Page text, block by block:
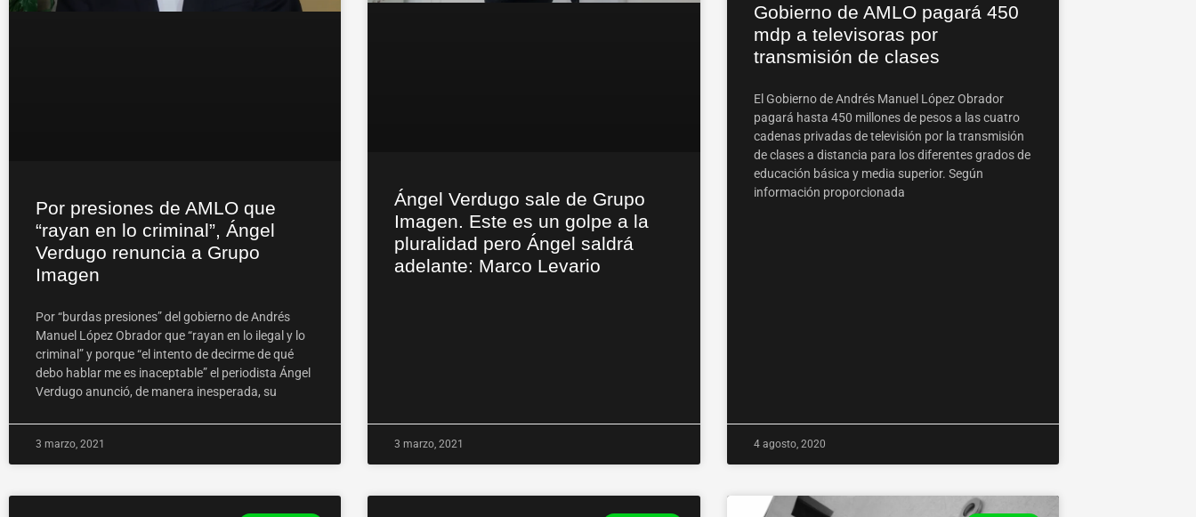
Por presiones de AMLO que
“rayan en lo criminal”, Ángel
Verdugo renuncia a Grupo
Imagen
Por “burdas presiones” del gobierno de Andrés
Manuel López Obrador que “rayan en lo ilegal y lo
criminal” y porque “el intento de decirme de qué
debo hablar me es inaceptable” el periodista Ángel
Verdugo anunció, de manera inesperada, su
3 marzo, 2021
Ángel Verdugo sale de Grupo
Imagen. Este es un golpe a la
pluralidad pero Ángel saldrá
adelante: Marco Levario
3 marzo, 2021
Gobierno de AMLO pagará 450
mdp a televisoras por
transmisión de clases
El Gobierno de Andrés Manuel López Obrador
pagará hasta 450 millones de pesos a las cuatro
cadenas privadas de televisión por la transmisión
de clases a distancia para los diferentes grados de
educación básica y media superior. Según
información proporcionada
4 agosto, 2020